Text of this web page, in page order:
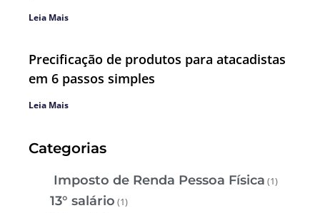
Leia Mais
Precificação de produtos para atacadistas
em 6 passos simples
Leia Mais
Categorias
Imposto de Renda Pessoa Física (1)
13° salário (1)